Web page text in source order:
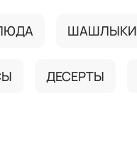
ШАШЛЫКИ
ДЕСЕРТЫ